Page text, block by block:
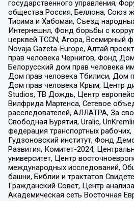
государственного управления,
общества Россия, Беллона, Союз
Тисима и Хабомаи, Съезд
Интернешнл, Фонд борьбы с
церквей TCCN, Агора, Всемирный
Novaja Gazeta-Europe, Алтай
прав человека Чернигов, Фонд
Белорусский дом прав человека
Дом прав человека Тбилиси, Дом
Дом прав человека Крым, Центр
Studios, ТВ Дождь, Центр
Вилфрида Мартенса, Сетевое
расследователей, АЛЛАТРА, За
Свободная Бурятия, Uralic,
федерация транспортных
Гудзоновский институт, Фонд
Развития, Комитет-2024,
университет, Центр
международных исследований,
башни, Библии и трактатов
Гражданский Совет, Центр
Академическая сеть Восточная